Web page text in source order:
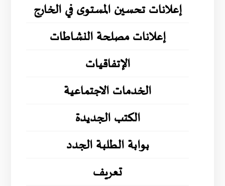
إعلانات تحسين المستوى في الخارج
إعلانات مصلحة النشاطات
الإتفاقيات
الخدمات الاجتماعية
الكتب الجديدة
بوابة الطلبة الجدد
تعريف